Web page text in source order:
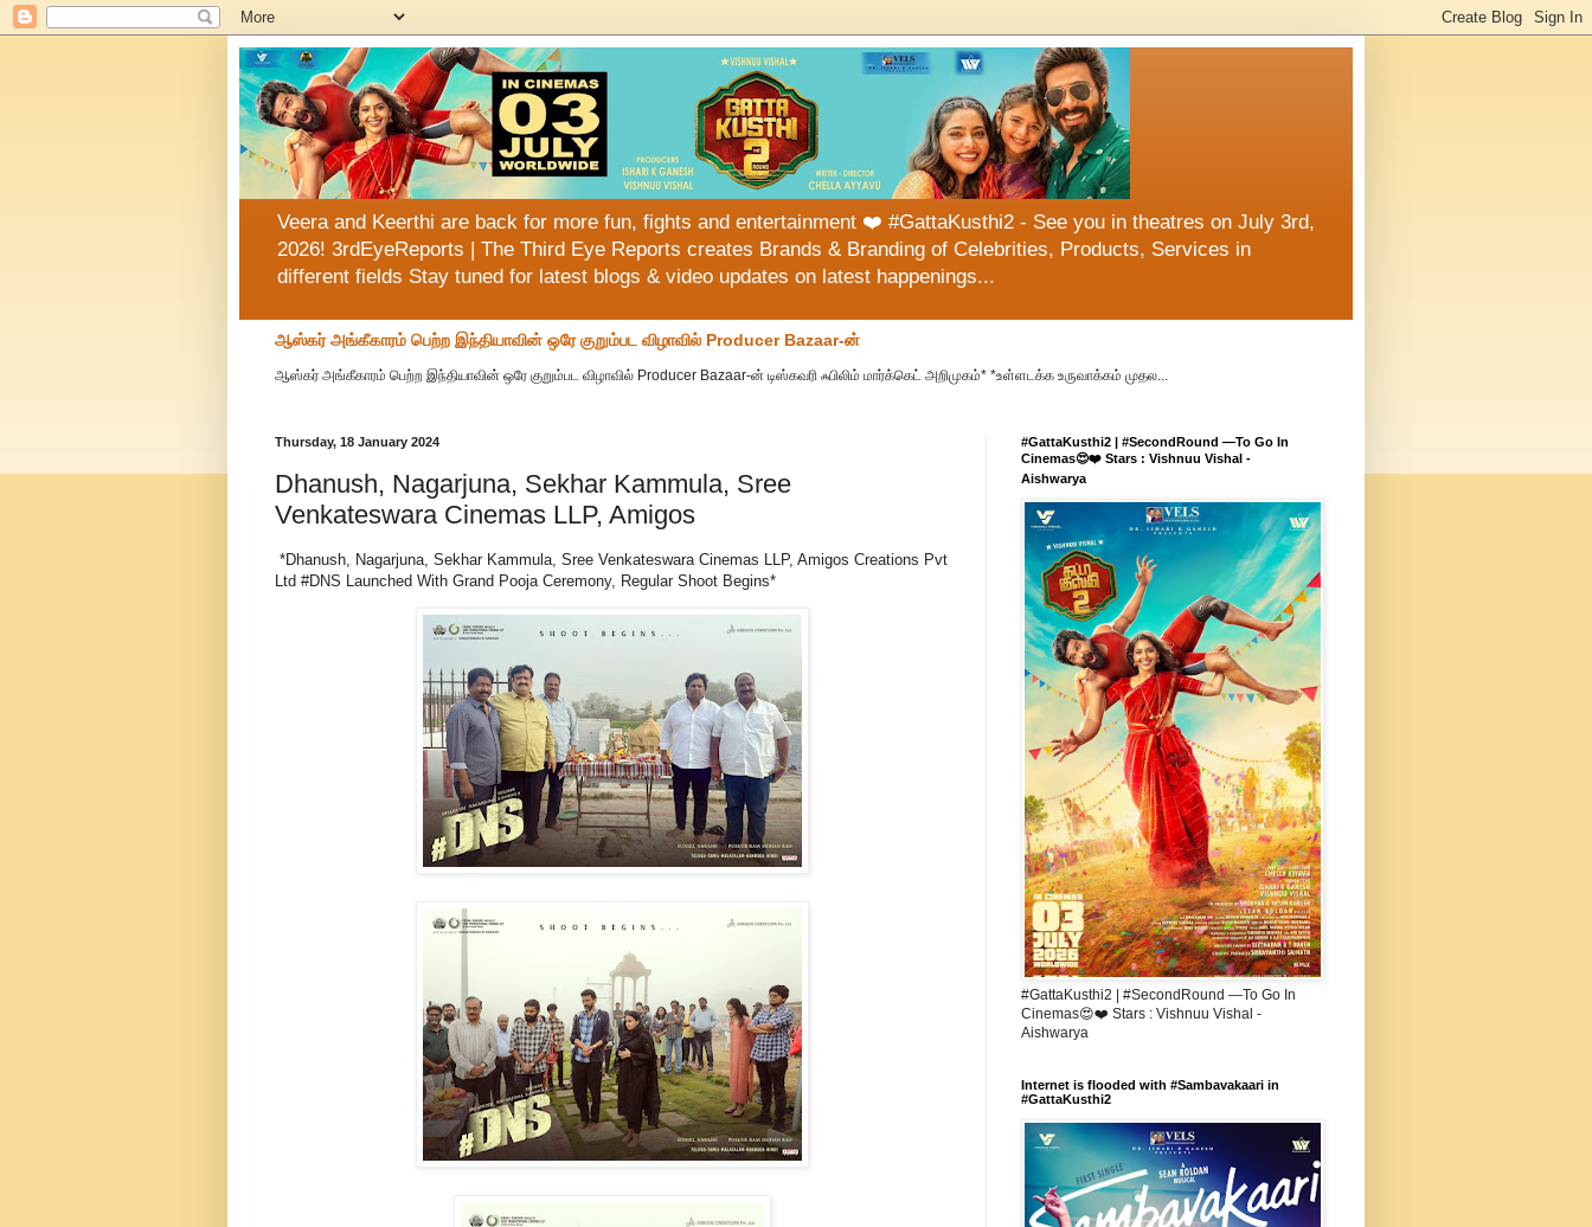
Veera and Keerthi are back for more fun, fights and entertainment ❤️ #GattaKusthi2 - See you in theatres on July 3rd,
2026! 3rdEyeReports | The Third Eye Reports creates Brands & Branding of Celebrities, Products, Services in
different fields Stay tuned for latest blogs & video updates on latest happenings...
ஆஸ்கர் அங்கீகாரம் பெற்ற இந்தியாவின் ஒரே குறும்பட விழாவில் Producer Bazaar-ன்
ஆஸ்கர் அங்கீகாரம் பெற்ற இந்தியாவின் ஒரே குறும்பட விழாவில் Producer Bazaar-ன் டிஸ்கவரி ஃபிலிம் மார்க்கெட் அறிமுகம்* *உள்ளடக்க உருவாக்கம் முதல...
Thursday, 18 January 2024
Dhanush, Nagarjuna, Sekhar Kammula, Sree
Venkateswara Cinemas LLP, Amigos
*Dhanush, Nagarjuna, Sekhar Kammula, Sree Venkateswara Cinemas LLP, Amigos Creations Pvt
Ltd #DNS Launched With Grand Pooja Ceremony, Regular Shoot Begins*
#GattaKusthi2 | #SecondRound —To Go In
Cinemas😍❤️ Stars : Vishnuu Vishal -
Aishwarya
#GattaKusthi2 | #SecondRound —To Go In
Cinemas😍❤️ Stars : Vishnuu Vishal -
Aishwarya
Internet is flooded with #Sambavakaari in
#GattaKusthi2